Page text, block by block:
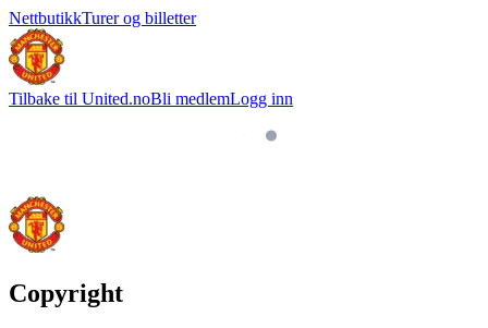
NettbutikkTurer og billetter
Tilbake til United.noBli medlemLogg inn
Copyright